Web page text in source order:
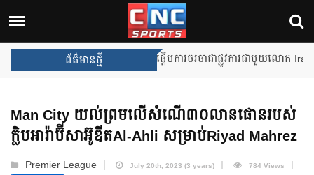
ព័ត៌មានថ្មី Unai Emery សន្យាថានឹងឈ្នះពាន
Man City យល់ព្រមលើសំណើ៣០លានផោនរបស់
ក្លិបអារ៉ាប៊ីសាអ៊ូឌីតAl-Ahli សម្រាប់Riyad Mahrez
Premier League July 20th, 2023 (3 years) 784 Views